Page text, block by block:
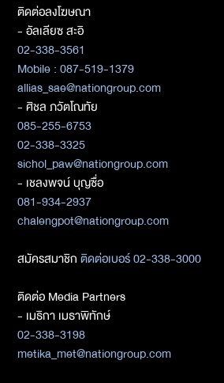
ติดต่อลงโฆษณา
- อัลเลียซ สะอิ
02-338-3561
Mobile : 087-519-1379
allias_sae@nationgroup.com
- ศิชล ภวัตโณทัย
085-255-6753
02-338-3325
sichol_paw@nationgroup.com
- เชลงพจน์ บุญซื่อ
081-934-2937
chalengpot@nationgroup.com
สมัครสมาชิกติดต่อเบอร์ 02-338-3000
ติดต่อ Media Partners
- เมธิกา เมธาพิทักษ์
02-338-3198
metika_met@nationgroup.com